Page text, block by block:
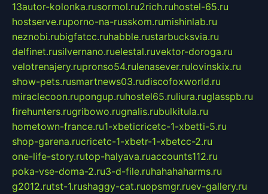
13autor-kolonka.rusormol.ru2rich.ruhostel-65.ru
hostserve.ruporno-na-russkom.rumishinlab.ru
neznobi.rubigfatcc.ruhabble.rustarbucksvia.ru
delfinet.rusilvernano.ruelestal.ruvektor-doroga.ru
velotrenajery.rupronso54.rulenasever.rulovinskix.ru
show-pets.rusmartnews03.rudiscofoxworld.ru
miraclecoon.rupongup.ruhostel65.ruliura.ruglasspb.ru
firehunters.rugribowo.rugnalis.rubulkitula.ru
hometown-france.ru1-xbeticricetc-1-xbetti-5.ru
shop-garena.rucricetc-1-xbetr-1-xbetcc-2.ru
one-life-story.rutop-halyava.ruaccounts112.ru
poka-vse-doma-2.ru3-d-file.ruhahahaharms.ru
g2012.rutst-1.rushaggy-cat.ruopsmgr.ruev-gallery.ru